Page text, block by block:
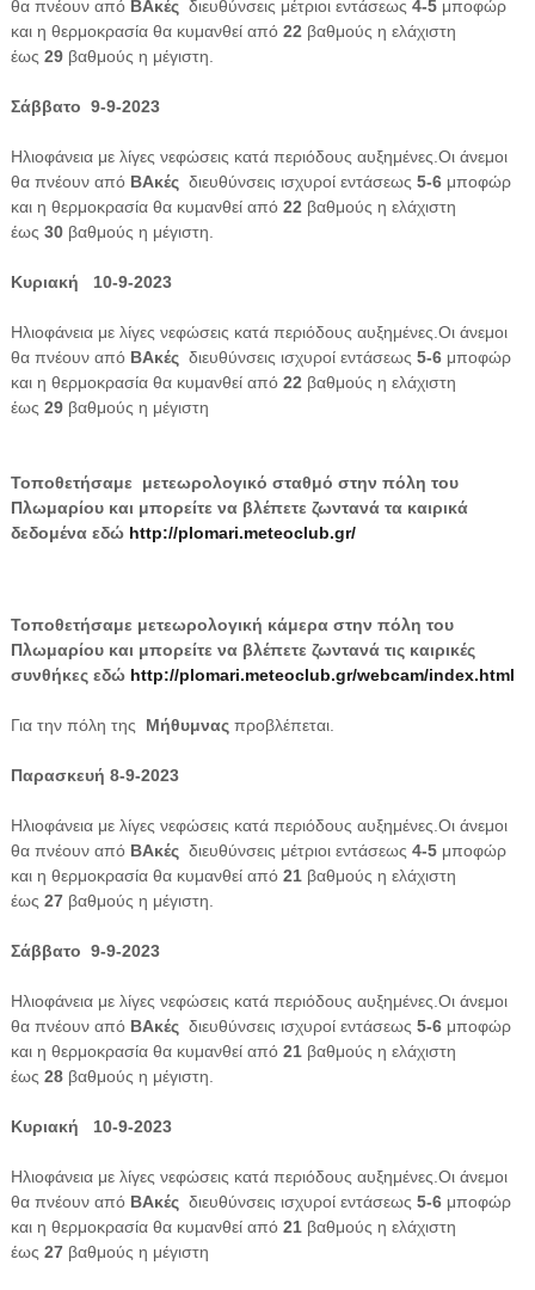
θα πνέουν απόΒΑκέςδιευθύνσεις μέτριοι εντάσεως 4-5 μποφώρ
και η θερμοκρασία θα κυμανθεί από22 βαθμούς η ελάχιστη
έως 29 βαθμούς η μέγιστη.
Σάββατο 9-9-2023
Ηλιοφάνεια με λίγες νεφώσεις κατά περιόδους αυξημένες.Οι άνεμοι
θα πνέουν απόΒΑκέςδιευθύνσεις ισχυροί εντάσεως 5-6 μποφώρ
και η θερμοκρασία θα κυμανθεί από22 βαθμούς η ελάχιστη
έως 30 βαθμούς η μέγιστη.
Κυριακή 10-9-2023
Ηλιοφάνεια με λίγες νεφώσεις κατά περιόδους αυξημένες.Οι άνεμοι
θα πνέουν απόΒΑκέςδιευθύνσεις ισχυροί εντάσεως 5-6 μποφώρ
και η θερμοκρασία θα κυμανθεί από22 βαθμούς η ελάχιστη
έως 29 βαθμούς η μέγιστη
Τοποθετήσαμε μετεωρολογικό σταθμό στην πόλη του
Πλωμαρίου και μπορείτε να βλέπετε ζωντανά τα καιρικά
δεδομένα εδώ http://plomari.meteoclub.gr/
Τοποθετήσαμε μετεωρολογική κάμερα στην πόλη του
Πλωμαρίου και μπορείτε να βλέπετε ζωντανά τις καιρικές
συνθήκες εδώ http://plomari.meteoclub.gr/webcam/index.html
Για την πόλη της Μήθυμναςπροβλέπεται.
Παρασκευή 8-9-2023
Ηλιοφάνεια με λίγες νεφώσεις κατά περιόδους αυξημένες.Οι άνεμοι
θα πνέουν απόΒΑκέςδιευθύνσεις μέτριοι εντάσεως 4-5 μποφώρ
και η θερμοκρασία θα κυμανθεί από21 βαθμούς η ελάχιστη
έως 27 βαθμούς η μέγιστη.
Σάββατο 9-9-2023
Ηλιοφάνεια με λίγες νεφώσεις κατά περιόδους αυξημένες.Οι άνεμοι
θα πνέουν απόΒΑκέςδιευθύνσεις ισχυροί εντάσεως 5-6 μποφώρ
και η θερμοκρασία θα κυμανθεί από21 βαθμούς η ελάχιστη
έως 28 βαθμούς η μέγιστη.
Κυριακή 10-9-2023
Ηλιοφάνεια με λίγες νεφώσεις κατά περιόδους αυξημένες.Οι άνεμοι
θα πνέουν απόΒΑκέςδιευθύνσεις ισχυροί εντάσεως 5-6 μποφώρ
και η θερμοκρασία θα κυμανθεί από21 βαθμούς η ελάχιστη
έως 27 βαθμούς η μέγιστη